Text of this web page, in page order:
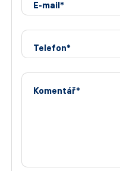
E-mail*
Telefon*
Komentář*